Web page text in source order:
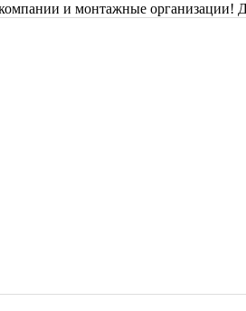
и монтажные